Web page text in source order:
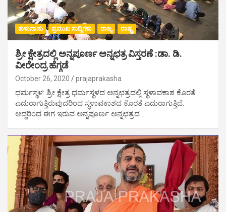
ತುಳುನಾಡು ಪ್ರಮುಖ ಸುದ್ದಿಗಳು ರಾಜ್ಯ ರಾಷ್ಟ್ರ
ಶ್ರೀ ಕ್ಷೇತ್ರದಲ್ಲಿ ‌ಅನ್ನಪೂರ್ಣ ಅನ್ನಛತ್ರ ವಿಸ್ತರಣೆ :ಡಾ. ಡಿ.
ವೀರೇಂದ್ರ ಹೆಗ್ಗಡೆ
October 26, 2020 prajaprakasha
ಧರ್ಮಸ್ಥಳ: ಶ್ರೀ ಕ್ಷೇತ್ರ ಧರ್ಮಸ್ಥಳದ ಅನ್ನಛತ್ರದಲ್ಲಿ ಸ್ಥಳಾವಕಾಶ ಕೊರತೆ
ಎದುರಾಗುತ್ತಿರುವುದರಿಂದ ಸ್ಥಳಾವಕಾಶದ ಕೊರತೆ ಎದುರಾಗುತ್ತಿದೆ.
ಆದ್ದರಿಂದ ಈಗ ಇರುವ ಅನ್ನಪೂರ್ಣ ಅನ್ನಛತ್ರದ…